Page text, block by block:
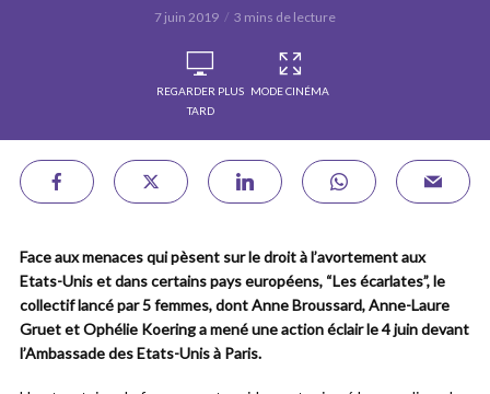
7 juin 2019 3 mins de lecture
REGARDER PLUS
TARD
MODE CINÉMA
Face aux menaces qui pèsent sur le droit à l’avortement aux
Etats-Unis et dans certains pays européens, “Les écarlates”, le
collectif lancé par 5 femmes, dont Anne Broussard, Anne-Laure
Gruet et Ophélie Koering a mené une action éclair le 4 juin devant
l’Ambassade des Etats-Unis à Paris.